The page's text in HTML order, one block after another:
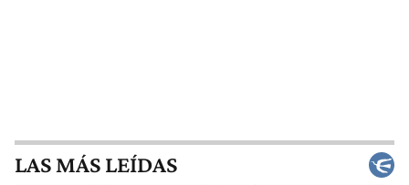
LAS MÁS LEÍDAS